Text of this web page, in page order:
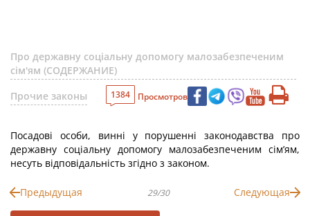
Про державну соціальну допомогу малозабезпеченим
сім'ям (СОДЕРЖАНИЕ)
Прочие законы
1384 Просмотров
Посадові особи, винні у порушенні законодавства про
державну соціальну допомогу малозабезпеченим сім’ям,
несуть відповідальність згідно з законом.
Предыдущая 29/30 Следующая